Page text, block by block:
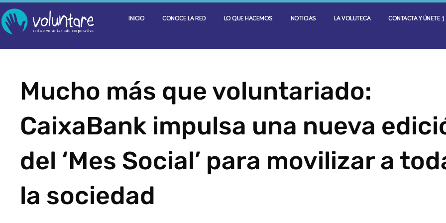
INICIO CONOCE LA RED LO QUE HACEMOS NOTICIAS LA VOLUTECA CONTACTA Y ÚNETE :)
Mucho más que voluntariado:
CaixaBank impulsa una nueva
del ‘Mes Social’ para movilizar a
la sociedad